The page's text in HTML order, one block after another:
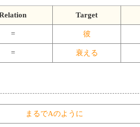
Target
= 彼
= 衰える
まるでAのように